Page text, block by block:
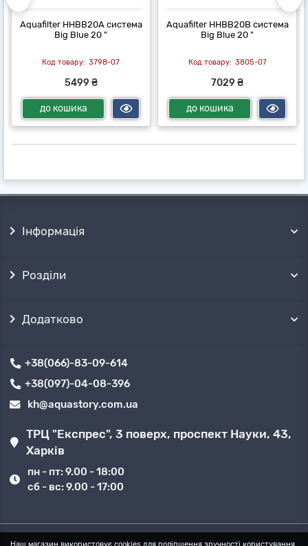
Aquafilter HHBB20A система
Big Blue 20 "
3798-07
5499 ₴
до кошика
Aquafilter HHBB20B система
Big Blue 20 "
3805-07
7029 ₴
до кошика
Інформація
Розділи
Додатково
+38(066)-83-09-614
+38(097)-04-08-396
kh@aquastory.com.ua
ТРЦ "Експрес", 3 поверх, проспект Науки, 43,
Харків
пн - пт: 9.00 - 18:00
сб - вс: 9.00 - 17:00